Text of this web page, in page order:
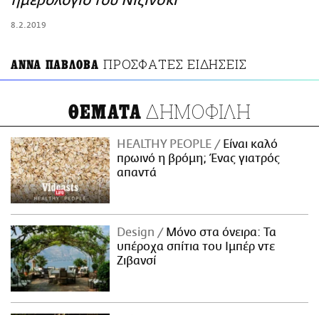
8.2.2019
ΑΝΝΑ ΠΑΒΛΟΒΑ ΠΡΟΣΦΑΤΕΣ ΕΙΔΗΣΕΙΣ
ΘΕΜΑΤΑ ΔΗΜΟΦΙΛΗ
HEALTHY PEOPLE
Είναι καλό
πρωινό η βρόμη; Ένας γιατρός
απαντά
Design
Μόνο στα όνειρα: Τα
υπέροχα σπίτια του Ιμπέρ ντε
Ζιβανσί